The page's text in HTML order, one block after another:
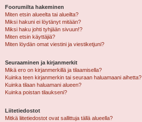
Foorumilta hakeminen
Miten etsin alueelta tai alueilta?
Miksi hakuni ei löytänyt mitään?
Miksi haku johti tyhjään sivuun!?
Miten etsin käyttäjiä?
Miten löydän omat viestini ja viestiketjuni?
Seuraaminen ja kirjanmerkit
Mikä ero on kirjanmerkillä ja tilaamisella?
Kuinka teen kirjanmerkin tai seuraan haluamaani aihetta?
Kuinka tilaan haluamani alueen?
Kuinka poistan tilaukseni?
Liitetiedostot
Mitkä liitetiedostot ovat sallittuja tällä alueella?